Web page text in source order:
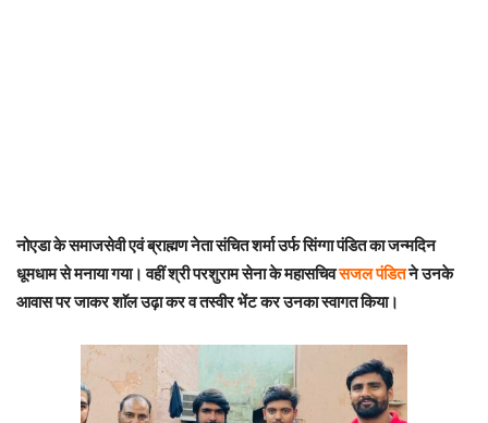
नोएडा के समाजसेवी एवं ब्राह्मण नेता संचित शर्मा उर्फ सिंग्गा पंडित का जन्मदिन
धूमधाम से मनाया गया। वहींश्री परशुराम सेना के महासचिवसजल पंडितने उनके
आवास पर जाकर शाॅल उढ़ा कर व तस्वीर भेंट कर उनका स्वागत किया।